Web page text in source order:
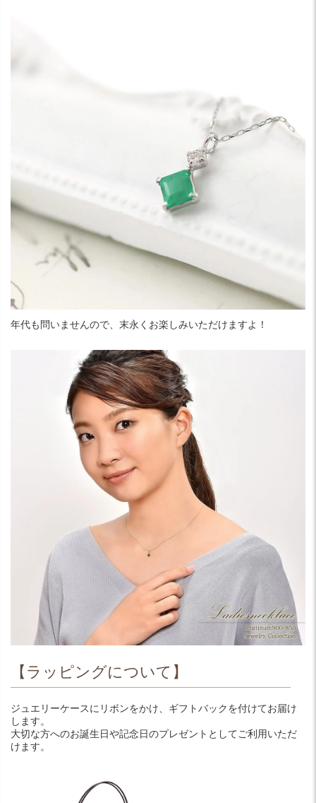
年代も問いませんので、末永くお楽しみいただけますよ！
【ラッピングについて】
ジュエリーケースにリボンをかけ、ギフトバックを付けてお届け
します。
大切な方へのお誕生日や記念日のプレゼントとしてご利用いただ
けます。